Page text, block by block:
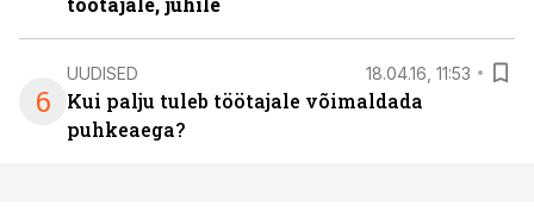
6
UUDISED 18.04.16, 11:53
Kui palju tuleb töötajale võimaldada
puhkeaega?